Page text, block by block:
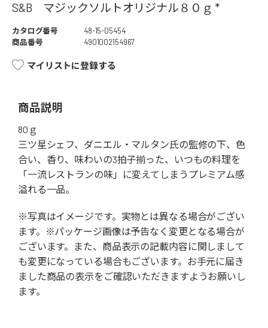
S&B マジックソルトオリジナル８０ｇ *
カタログ番号
48-15-05454
商品番号
4901002154967
マイリストに登録する
商品説明
80ｇ
三ツ星シェフ、ダニエル・マルタン氏の監修の下、色
合い、香り、味わいの3拍子揃った、いつもの料理を
「一流レストランの味」に変えてしまうプレミアム感
溢れる一品。
※写真はイメージです。実物とは異なる場合がござい
ます。※パッケージ画像は予告なく変更となる場合が
ございます。また、商品表示の記載内容に関しまして
も変更になっている場合もございます。お手元に届き
ました商品の表示をご確認いただきますようお願いし
ます。